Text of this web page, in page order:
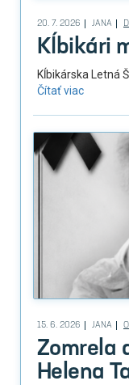
20. 7. 2026 JANA
Kĺbikári
Kĺbikárska Letná
Čítať viac
15. 6. 2026 JANA
Zomrela
Helena